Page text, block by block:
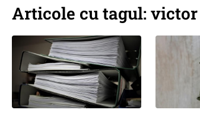
Articole cu tagul: